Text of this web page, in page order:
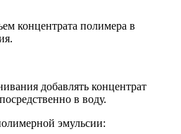
концентрата полимера в
добавлять концентрат
в воду.
эмульсии: